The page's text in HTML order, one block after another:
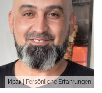
Ирак| Persönliche Erfahrungen